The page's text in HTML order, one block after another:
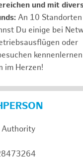
und mit
An 10
Du einige bei
oder
im Herzen!
Authority